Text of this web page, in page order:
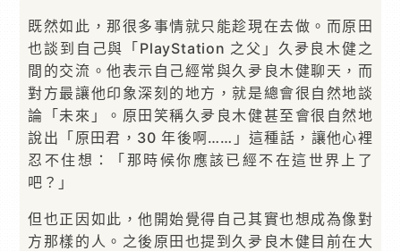
既然如此，那很多事情就只能趁現在去做。而原田
也談到自己與「PlayStation 之父」久夛良木健之
間的交流。他表示自己經常與久夛良木健聊天，而
對方最讓他印象深刻的地方，就是總會很自然地談
論「未來」。原田笑稱久夛良木健甚至會很自然地
說出「原田君，30 年後啊……」這種話，讓他心裡
忍不住想：「那時候你應該已經不在這世界上了
吧？」
但也正因如此，他開始覺得自己其實也想成為像對
方那樣的人。之後原田也提到久夛良木健目前在大